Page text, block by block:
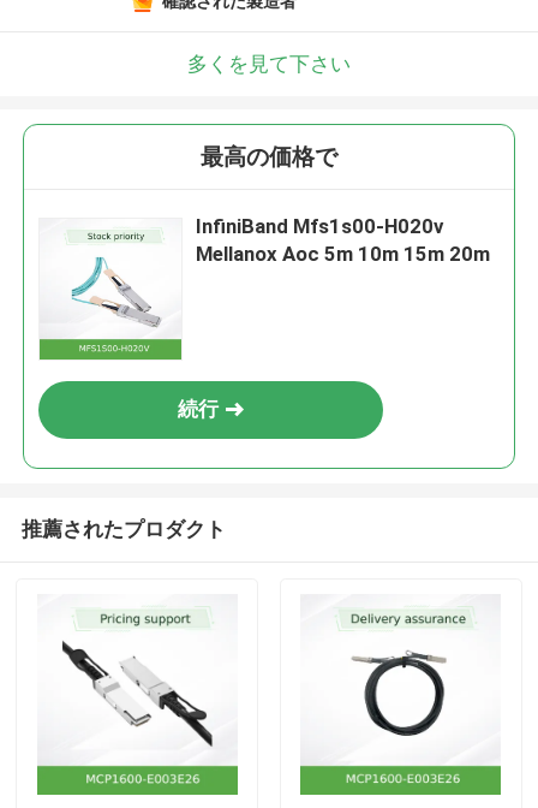
多くを見て下さい
最高の価格で
InfiniBand Mfs1s00-H020v
Mellanox Aoc 5m 10m 15m 20m
続行
推薦されたプロダクト